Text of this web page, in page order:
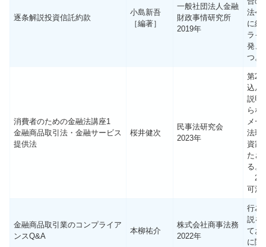
逐条解説投資信託約款
小島新吾
［編著］
一般社団法人金融
財政事情研究所
2019年
法令
に紐
ライ
発、
つ。
消費者のための金融法講座1
金融商品取引法・金融サービス
提供法
桜井健次
民事法研究会
2023年
第
込ん
説明
らな
メ
法理
資家
たさ
る。
可決
金融商品取引業のコンプライア
ンスQ&A
本柳祐介
株式会社商事法務
2022年
行為
説を
てお
に関